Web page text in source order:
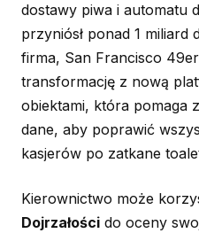
dostawy piwa i automatu
przyniósł ponad 1
firma, San Francisco
transformację z nową
obiektami, która pomaga
dane, aby poprawić
kasjerów po zatkane
Kierownictwo może
Dojrzałości do oceny